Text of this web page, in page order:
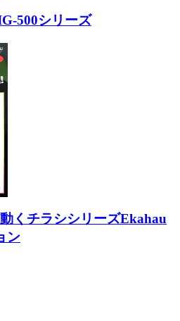
500シリーズ
動くチラシシリーズEkahau
ン